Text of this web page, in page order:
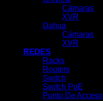
Cámaras
XVR
Dahua
Cámaras
XVR
REDES
Racks
Routers
Switch
Switch PoE
Punto De Acceso